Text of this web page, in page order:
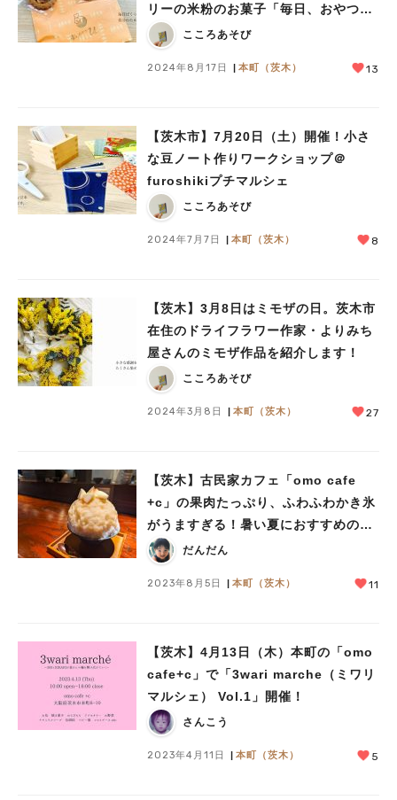
リーの米粉のお菓子「毎日、おやつ
u」
こころあそび
2024年8月17日 本町（茨木） 13
【茨木市】7月20日（土）開催！小さ
な豆ノート作りワークショップ＠
furoshikiプチマルシェ
こころあそび
2024年7月7日 本町（茨木） 8
【茨木】3月8日はミモザの日。茨木市
在住のドライフラワー作家・よりみち
屋さんのミモザ作品を紹介します！
こころあそび
2024年3月8日 本町（茨木） 27
【茨木】古民家カフェ「omo cafe
+c」の果肉たっぷり、ふわふわかき氷
がうますぎる！暑い夏におすすめの一
品
だんだん
2023年8月5日 本町（茨木） 11
【茨木】4月13日（木）本町の「omo
cafe+c」で「3wari marche（ミワリ
マルシェ） Vol.1」開催！
さんこう
2023年4月11日 本町（茨木） 5